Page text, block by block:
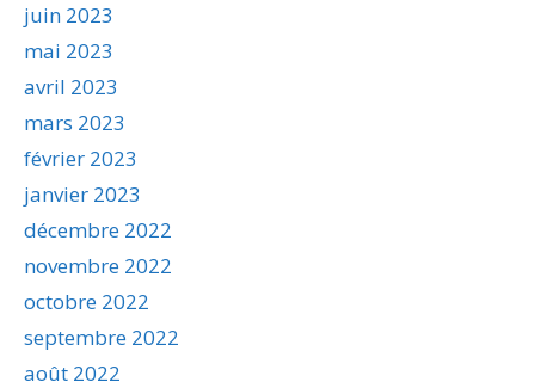
juin 2023
mai 2023
avril 2023
mars 2023
février 2023
janvier 2023
décembre 2022
novembre 2022
octobre 2022
septembre 2022
août 2022